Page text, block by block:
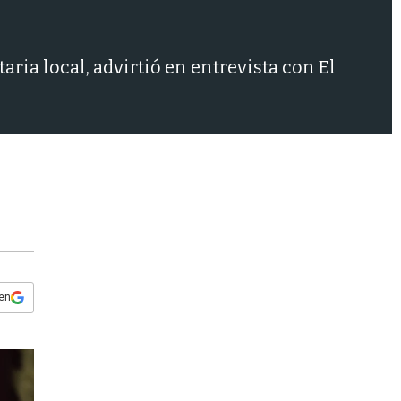
local, advirtió en entrevista con El